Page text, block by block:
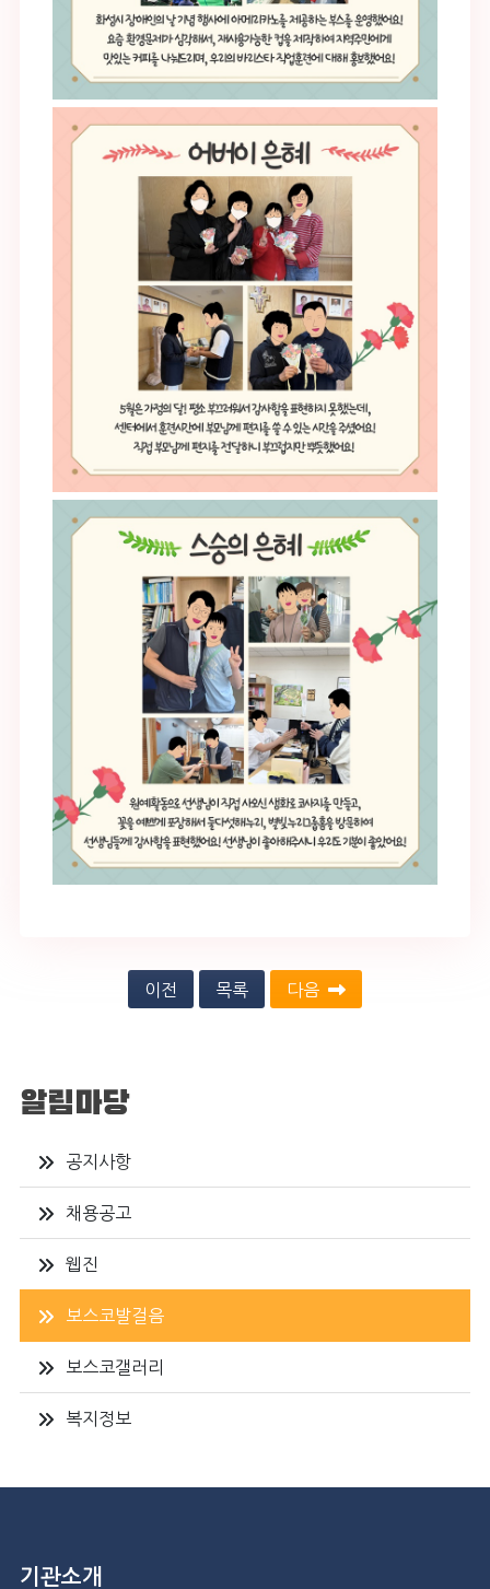
이전 목록 다음
알림마당
공지사항
채용공고
웹진
보스코발걸음
보스코갤러리
복지정보
기관소개